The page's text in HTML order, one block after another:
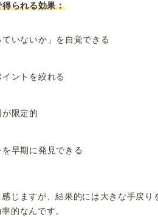
られる効果：
いないか」を自覚できる
ントを絞れる
限定的
早期に発見できる
じますが、結果的には大きな手戻り
的なんです。